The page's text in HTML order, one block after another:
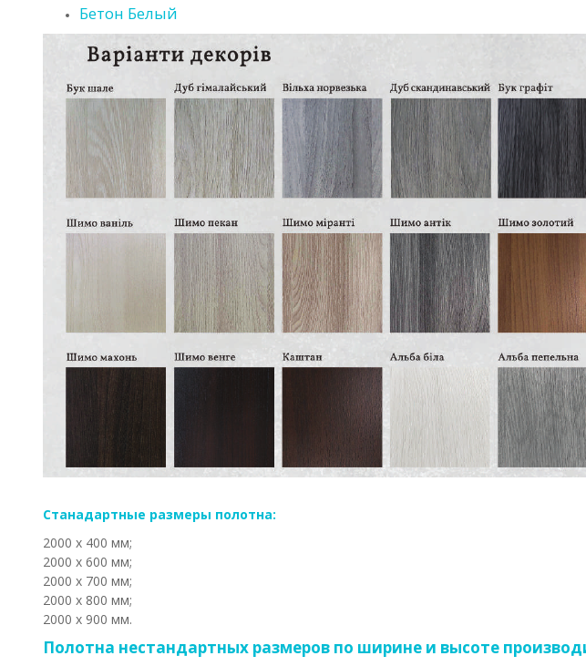
Бетон Белый
Станадартные размеры полотна:
2000 х 400 мм;
2000 х 600 мм;
2000 х 700 мм;
2000 х 800 мм;
2000 х 900 мм.
Полотна нестандартных размеров по ширине и высоте